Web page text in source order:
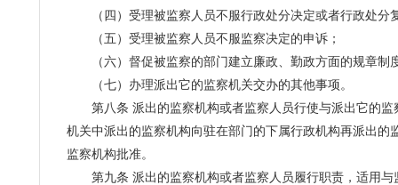
（四）受理被监察人员不服行政处分决定或者行政处分
（五）受理被监察人员不服监察决定的申诉；
（六）督促被监察的部门建立廉政、勤政方面的规章制
（七）办理派出它的监察机关交办的其他事项。
第八条 派出的监察机构或者监察人员行使与派出它的监
机关中派出的监察机构向驻在部门的下属行政机构再派出
监察机构批准。
第九条 派出的监察机构或者监察人员履行职责，适用与